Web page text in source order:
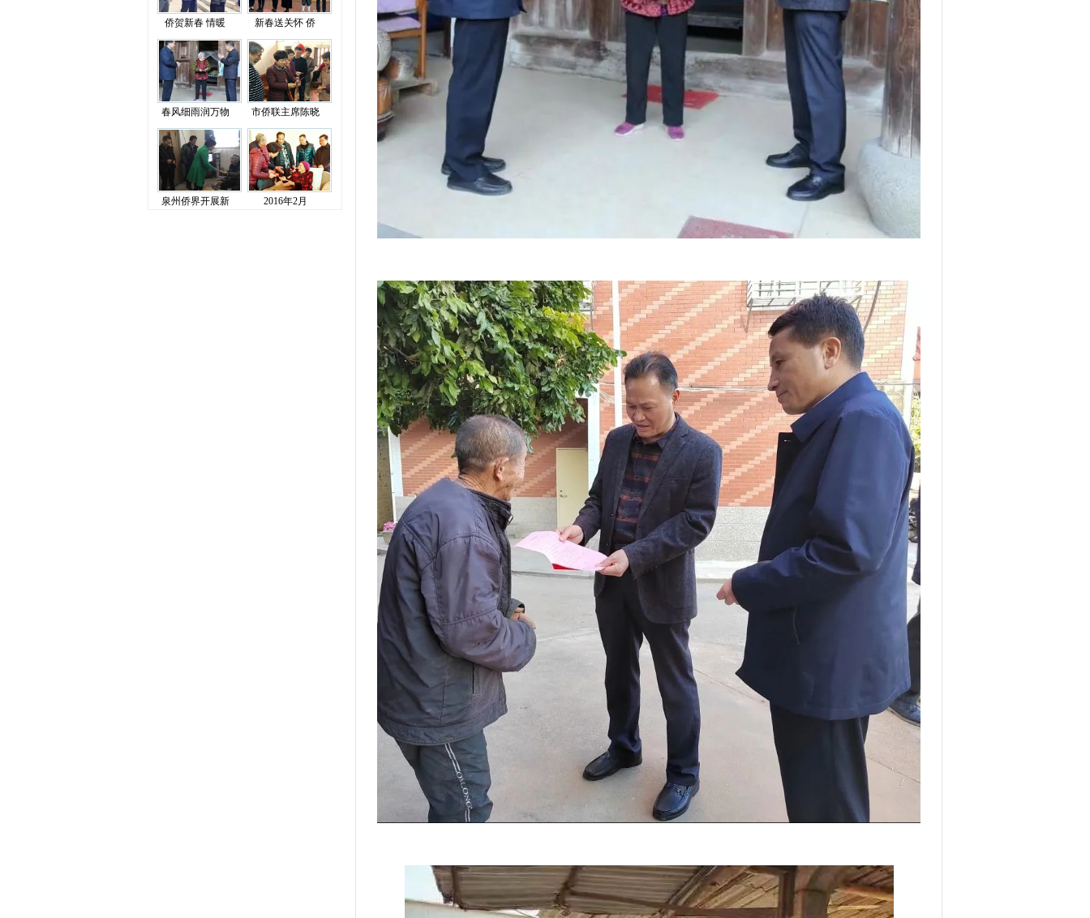
侨贺新春 情暖 新春送关怀 侨
春风细雨润万物 市侨联主席陈晓
泉州侨界开展新 2016年2月